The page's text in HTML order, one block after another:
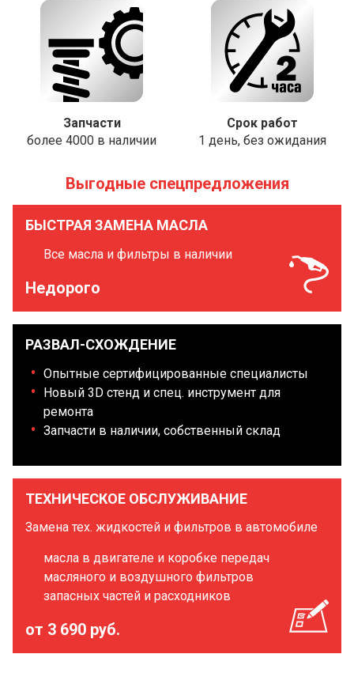
Запчасти
более 4000 в наличии
Срок работ
1 день, без ожидания
Выгодные спецпредложения
БЫСТРАЯ ЗАМЕНА МАСЛА
Все масла и фильтры в наличии
Недорого
РАЗВАЛ-СХОЖДЕНИЕ
Опытные сертифицированные специалисты
Новый 3D стенд и спец. инструмент для
ремонта
Запчасти в наличии, собственный склад
ТЕХНИЧЕСКОЕ ОБСЛУЖИВАНИЕ
Замена тех. жидкостей и фильтров в автомобиле
масла в двигателе и коробке передач
масляного и воздушного фильтров
запасных частей и расходников
от 3 690 руб.